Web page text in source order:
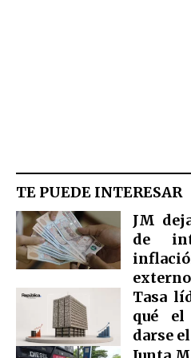
TE PUEDE INTERESAR
JM
de
Tasa
qué el
darse